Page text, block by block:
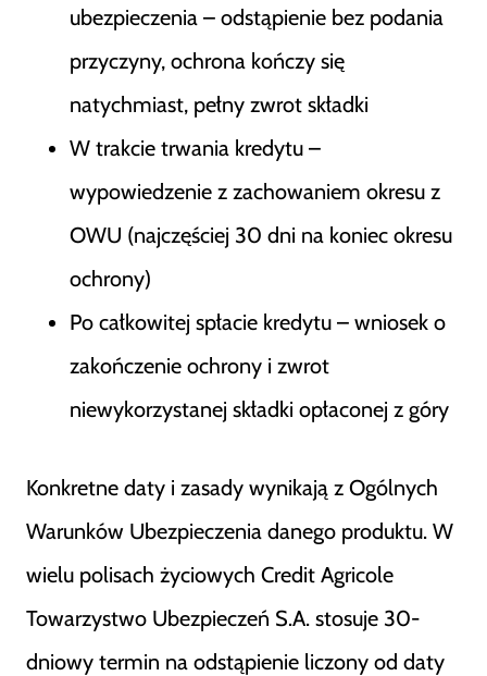
ubezpieczenia – odstąpienie bez podania
przyczyny, ochrona kończy się
natychmiast, pełny zwrot składki
W trakcie trwania kredytu –
wypowiedzenie z zachowaniem okresu z
OWU (najczęściej 30 dni na koniec okresu
ochrony)
Po całkowitej spłacie kredytu – wniosek o
zakończenie ochrony i zwrot
niewykorzystanej składki opłaconej z góry
Konkretne daty i zasady wynikają z Ogólnych
Warunków Ubezpieczenia danego produktu. W
wielu polisach życiowych Credit Agricole
Towarzystwo Ubezpieczeń S.A. stosuje 30-
dniowy termin na odstąpienie liczony od daty